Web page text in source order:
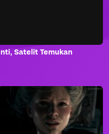
Satelit Temukan